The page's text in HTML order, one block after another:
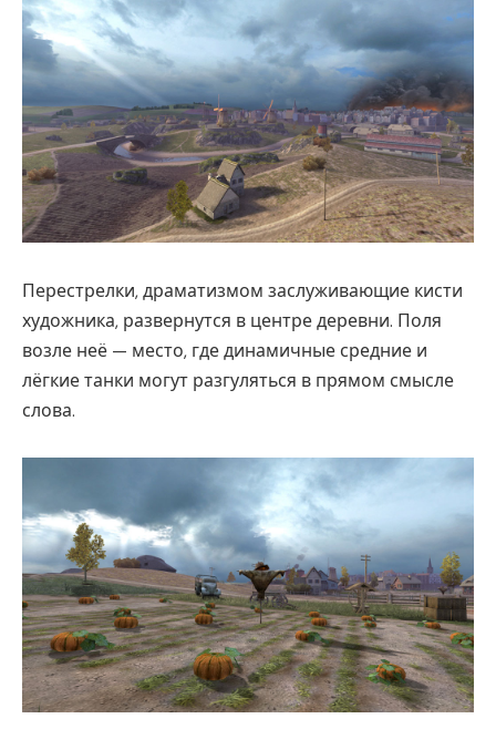
Перестрелки, драматизмом заслуживающие кисти
художника, развернутся в центре деревни. Поля
возле неё — место, где динамичные средние и
лёгкие танки могут разгуляться в прямом смысле
слова.